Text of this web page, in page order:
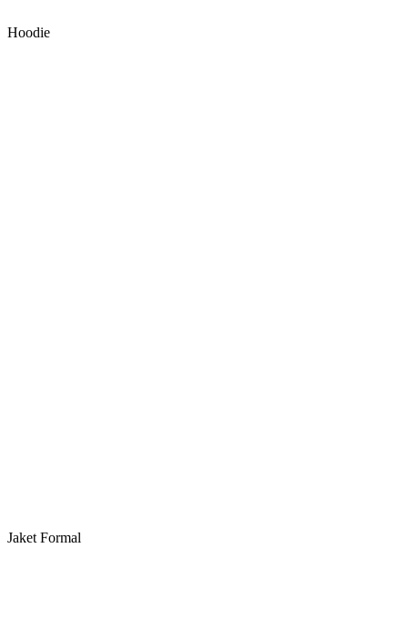
Hoodie
Jaket Formal